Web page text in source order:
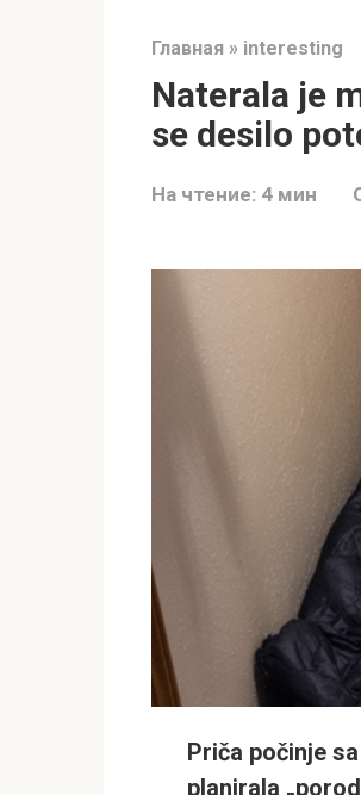
Главная » interesting
Naterala je
se desilo
На чтение: 4 мин
Priča počinje
planirala